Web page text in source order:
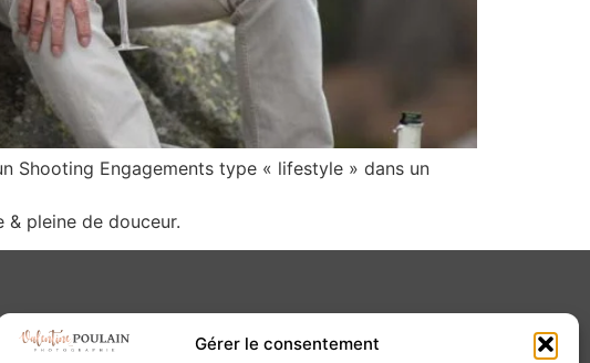
Gérer le consentement
Shooting Engagements type « lifestyle » dans un
pleine de douceur.
Contact